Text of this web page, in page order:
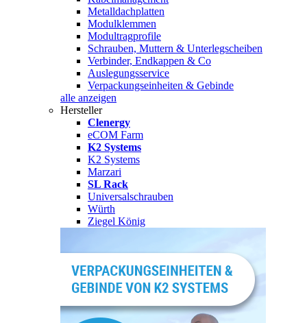
Metalldachplatten
Modulklemmen
Modultragprofile
Schrauben, Muttern & Unterlegscheiben
Verbinder, Endkappen & Co
Auslegungsservice
Verpackungseinheiten & Gebinde
alle anzeigen
Hersteller
Clenergy
eCOM Farm
K2 Systems
K2 Systems
Marzari
SL Rack
Universalschrauben
Würth
Ziegel König